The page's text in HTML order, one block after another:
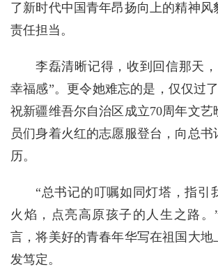
了新时代中国青年昂扬向上的精神风
责任担当。
李磊清晰记得，收到回信那天
幸福感”。更令她难忘的是，仅仅过
祝新疆维吾尔自治区成立70周年文艺
员们身着火红的志愿服登台，向总书
历。
“总书记的叮嘱如同灯塔，指引
火焰，点亮高原孩子的人生之路。
言，将美好的青春年华写在祖国大地
发笃定。